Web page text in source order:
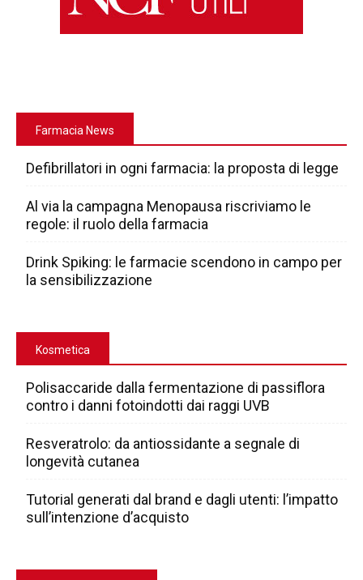
Farmacia News
Defibrillatori in ogni farmacia: la proposta di legge
Al via la campagna Menopausa riscriviamo le
regole: il ruolo della farmacia
Drink Spiking: le farmacie scendono in campo per
la sensibilizzazione
Kosmetica
Polisaccaride dalla fermentazione di passiflora
contro i danni fotoindotti dai raggi UVB
Resveratrolo: da antiossidante a segnale di
longevità cutanea
Tutorial generati dal brand e dagli utenti: l’impatto
sull’intenzione d’acquisto